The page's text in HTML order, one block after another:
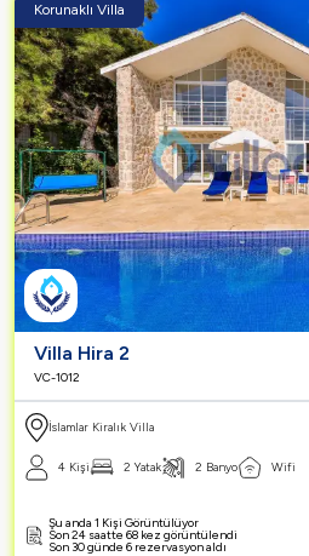
Korunaklı Villa
Villa Hira 2
VC-1012
İslamlar Kiralık Villa
4 Kişi 2 Yatak 2 Banyo Wifi
Şu anda 1 Kişi Görüntülüyor
Son 24 saatte 68 kez görüntülendi
Son 30 günde 6 rezervasyon aldı